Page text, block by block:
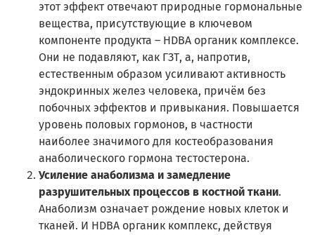
этот эффект отвечают природные гормональные
вещества, присутствующие в ключевом
компоненте продукта – HDBA органик комплексе.
Они не подавляют, как ГЗТ, а, напротив,
естественным образом усиливают активность
эндокринных желез человека, причём без
побочных эффектов и привыкания. Повышается
уровень половых гормонов, в частности
наиболее значимого для костеобразования
анаболического гормона тестостерона.
Усиление анаболизма и замедление
разрушительных процессов в костной ткани.
Анаболизм означает рождение новых клеток и
тканей. И HDBA органик комплекс, действуя